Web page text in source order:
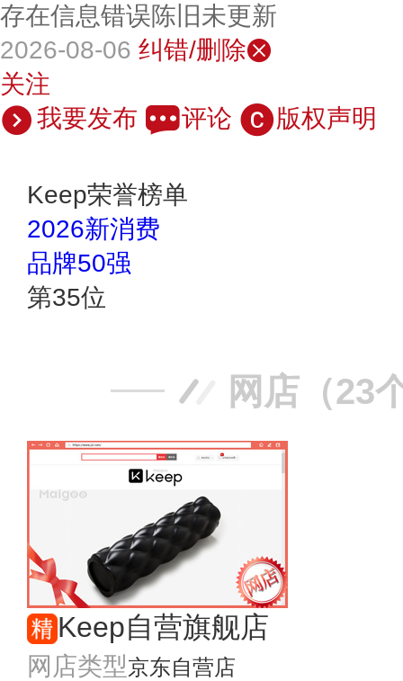
存在信息错误陈旧未更新
2026-08-06 纠错/删除
关注
我要发布
评论 版权声明
Keep荣誉榜单
2026新消费
品牌50强
第35位
网店（23
Keep自营旗舰店
网店类型京东自营店